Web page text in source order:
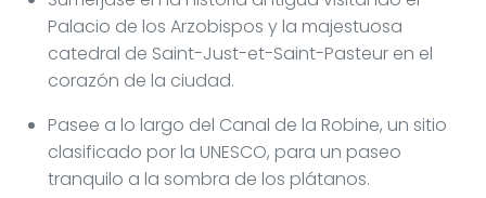
Palacio de los Arzobispos y la majestuosa
catedral de Saint-Just-et-Saint-Pasteur en el
corazón de la ciudad.
Pasee a lo largo del Canal de la Robine, un sitio
clasificado por la UNESCO, para un paseo
tranquilo a la sombra de los plátanos.